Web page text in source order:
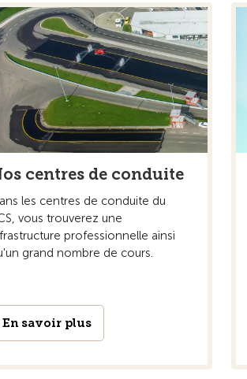
centres de conduite
les centres de conduite du
vous trouverez une
professionnelle ainsi
grand nombre de cours.
En savoir plus